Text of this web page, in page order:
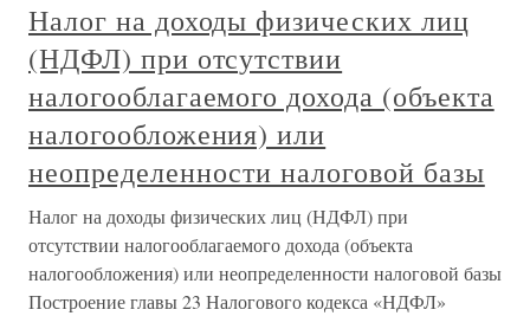
Налог на доходы физических лиц
(НДФЛ) при отсутствии
налогооблагаемого дохода (объекта
налогообложения) или
неопределенности налоговой базы
Налог на доходы физических лиц (НДФЛ) при
отсутствии налогооблагаемого дохода (объекта
налогообложения) или неопределенности налоговой базы
Построение главы 23 Налогового кодекса «НДФЛ»